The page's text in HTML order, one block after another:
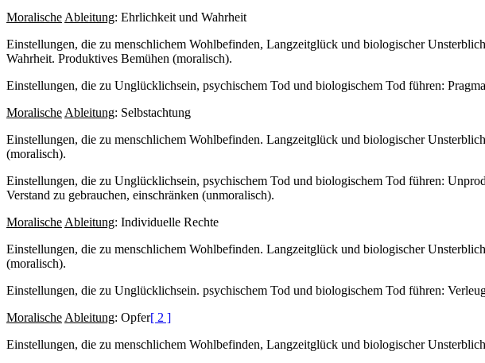
Moralische Ableitung: Ehrlichkeit und Wahrheit
Einstellungen, die zu menschlichem Wohlbefinden, Langzeitglück und biologischer
Wahrheit. Produktives Bemühen (moralisch).
Einstellungen, die zu Unglücklichsein, psychischem Tod und biologischem Tod führen:
Moralische Ableitung: Selbstachtung
Einstellungen, die zu menschlichem Wohlbefinden. Langzeitglück und biologischer
(moralisch).
Einstellungen, die zu Unglücklichsein, psychischem Tod und biologischem Tod führen:
Verstand zu gebrauchen, einschränken (unmoralisch).
Moralische Ableitung: Individuelle Rechte
Einstellungen, die zu menschlichem Wohlbefinden. Langzeitglück und biologischer
(moralisch).
Einstellungen, die zu Unglücklichsein. psychischem Tod und biologischem Tod führen:
Moralische Ableitung: Opfer[ 2 ]
Einstellungen, die zu menschlichem Wohlbefinden, Langzeitglück und biologischer